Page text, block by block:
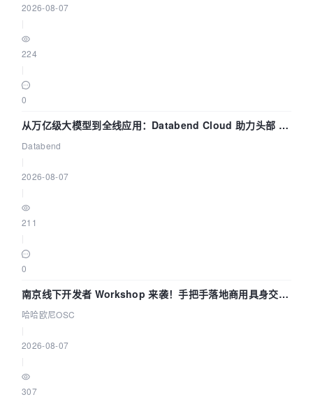
2026-08-07
224
0
从万亿级大模型到全线应用：Databend Cloud 助力头部 AI
企业构建全链路 Trace 数据管道
Databend
2026-08-07
211
0
南京线下开发者 Workshop 来袭！手把手落地商用具身交互
智能 Agent 应用
哈哈欧尼OSC
2026-08-07
307